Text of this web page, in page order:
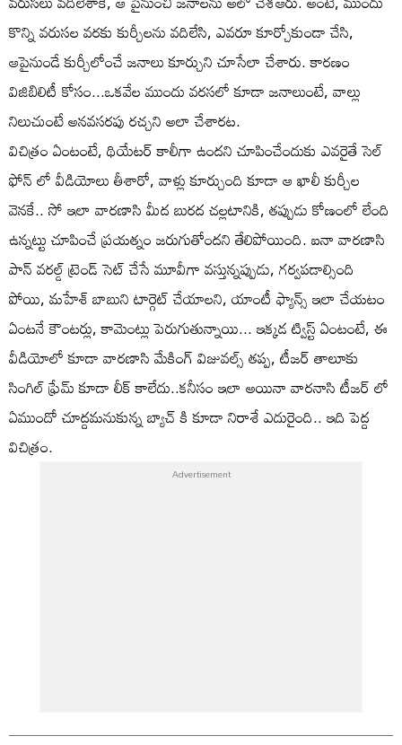
కొన్ని వరుసల వరకు కుర్చీలను వదిలేసి, ఎవరూ కూర్చోకుండా చేసి,
ఆపైనుండే కుర్చీలోంచే జనాలు కూర్చుని చూసేలా చేశారు. కారణం
విజిబిలిటీ కోసం...ఒకవేల ముందు వరసలో కూడా జనాలుంటే, వాల్లు
నిలుచుంటే అనవసరపు రచ్చని అలా చేశారట.
విచిత్రం ఏంటంటే, థియేటర్ కాలీగా ఉందని చూపించేందుకు ఎవరైతే సెల్
ఫోన్ లో వీడియోలు తీశారో, వాళ్లు కూర్చుంది కూడా ఆ ఖాలీ కుర్చీల
వెనకే.. సో ఇలా వారణాసి మీద బురద చల్లటానికి, తప్పుడు కోణంలో లేంది
ఉన్నట్టు చూపించే ప్రయత్నం జరుగుతోందని తేలిపోయింది. ఐనా వారణాసి
పాన్ వరల్డ్ ట్రెండ్ సెట్ చేసే మూవీగా వస్తున్నప్పుడు, గర్వపడాల్సింది
పోయి, మహేశ్ బాబుని టార్గెట్ చేయాలని, యాంటీ ఫ్యాన్స్ ఇలా చేయటం
ఏంటనే కౌంటర్లు, కామెంట్లు పెరుగుతున్నాయి... ఇక్కడ ట్విస్ట్ ఏంటంటే, ఈ
వీడియోలో కూడా వారణాసి మేకింగ్ విజువల్స్ తప్ప, టీజర్ తాలూకు
సింగిల్ ఫ్రేమ్ కూడా లీక్ కాలేదు..కనీసం ఇలా అయినా వారనాసి టీజర్ లో
ఏముందో చూద్దమనుకున్న బ్యాచ్ కి కూడా నిరాశే ఎదురైంది.. ఇది పెద్ద
విచిత్రం.